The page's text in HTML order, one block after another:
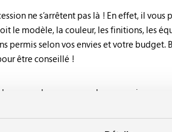
ne s’arrêtent pas là ! En effet, il
le modèle, la couleur, les finitions, les
permis selon vos envies et votre
être conseillé !
un rendez-vous avec la concession
les formalités administratives comme